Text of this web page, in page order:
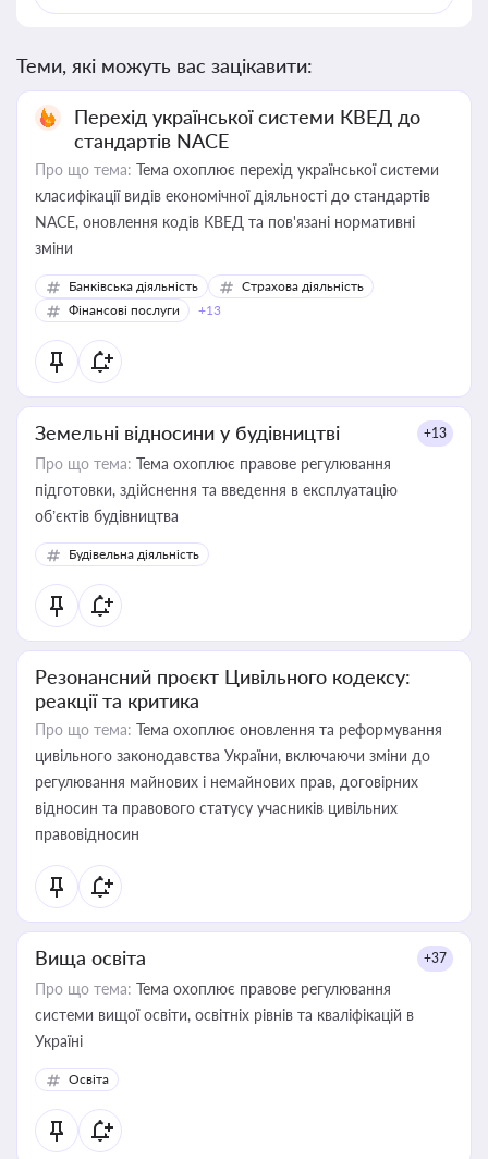
Теми, які можуть вас зацікавити:
Перехід української системи КВЕД до
стандартів NACE
Про що тема: Тема охоплює перехід української системи
класифікації видів економічної діяльності до стандартів
NACE, оновлення кодів КВЕД та пов'язані нормативні
зміни
Банківська діяльність
Страхова діяльність
Фінансові послуги
+13
Земельні відносини у будівництві +13
Про що тема: Тема охоплює правове регулювання
підготовки, здійснення та введення в експлуатацію
об’єктів будівництва
Будівельна діяльність
Резонансний проєкт Цивільного кодексу:
реакції та критика
Про що тема: Тема охоплює оновлення та реформування
цивільного законодавства України, включаючи зміни до
регулювання майнових і немайнових прав, договірних
відносин та правового статусу учасників цивільних
правовідносин
Вища освіта +37
Про що тема: Тема охоплює правове регулювання
системи вищої освіти, освітніх рівнів та кваліфікацій в
Україні
Освіта